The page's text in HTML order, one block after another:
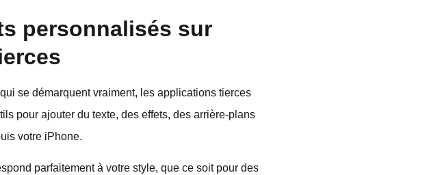
personnalisés sur
se démarquent vraiment, les applications tierces
pour ajouter du texte, des effets, des arrière-plans
votre iPhone.
parfaitement à votre style, que ce soit pour des